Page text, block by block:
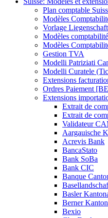
Plan comptable
Modèles
Vorlage
Modèles
Modèles
Gestion TVA
Modelli Patriziati
Modelli Curatele
Extensions
Ordres Paiement
Extensions
Extrait de
Extrait de
Validateur
Aargauische
Acrevis Bank
BancaStato
Bank SoBa
Bank CIC
Banque
Basler
Berner
Bexio